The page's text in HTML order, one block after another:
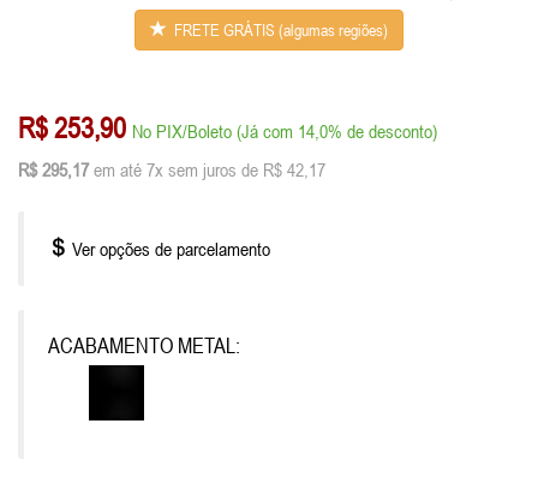
FRETE GRÁTIS (algumas regiões)
R$ 253,90 No PIX/Boleto (Já com 14,0% de desconto)
R$ 295,17 em até 7x sem juros de R$ 42,17
Ver opções de parcelamento
ACABAMENTO METAL: